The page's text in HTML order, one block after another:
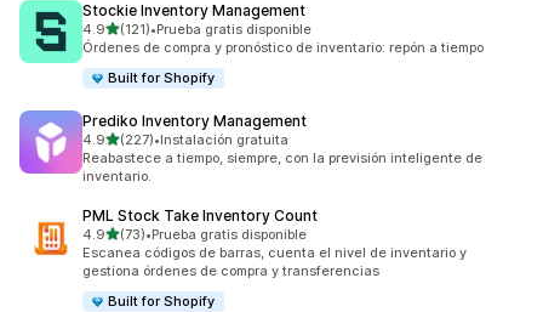
Stockie Inventory Management
4.9de 5 estrellas
(121)
121 reseñas en total
•Prueba gratis disponible
Órdenes de compra y pronóstico de inventario: repón a tiempo
Built for Shopify
Prediko Inventory Management
4.9de 5 estrellas
(227)
227 reseñas en total
•Instalación gratuita
Reabastece a tiempo, siempre, con la previsión inteligente de
inventario.
PML Stock Take Inventory Count
4.9de 5 estrellas
(73)
73 reseñas en total
•Prueba gratis disponible
Escanea códigos de barras, cuenta el nivel de inventario y
gestiona órdenes de compra y transferencias
Built for Shopify